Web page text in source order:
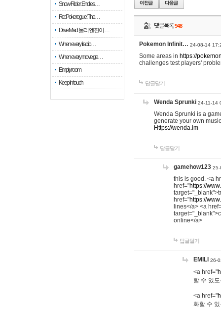
Snow Rider: Endles…
Re: Pokerogue: The…
Drive Mad: 물리 엔진이 …
When every fractio…
When every move ge…
Empty room
Keep in touch
댓글목록948
Pokemon Infinit… 24-08-14
Some areas in https://
challenges test players'
답글달기
Wenda Sprunki 24-11-14
Wenda Sprunki is a
generate your own
Https://wenda.im
답글달기
gamehow123 25-
this is good. <a
href="https://
href="https://
lines</a> <a
online</a>
답글달기
EMILI 26-
<a href="
할 수 있
<a href="
화할 수